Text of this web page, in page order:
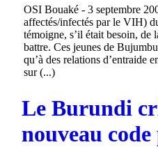
OSI Bouaké - 3 septembre
affectés/infectés par le VIH)
témoigne, s’il était besoin, de
battre. Ces jeunes de
qu’à des relations d’entraide
sur (...)
Le Burundi
nouveau code